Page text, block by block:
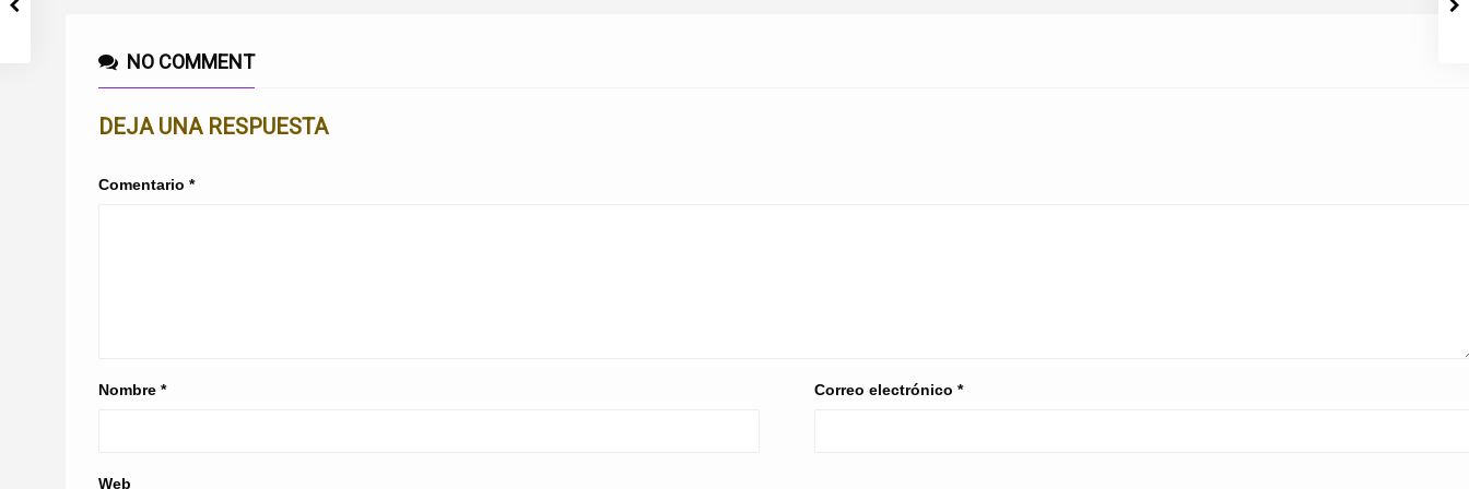
NO COMMENT
DEJA UNA RESPUESTA
Comentario *
Nombre * Correo electrónico*
Web